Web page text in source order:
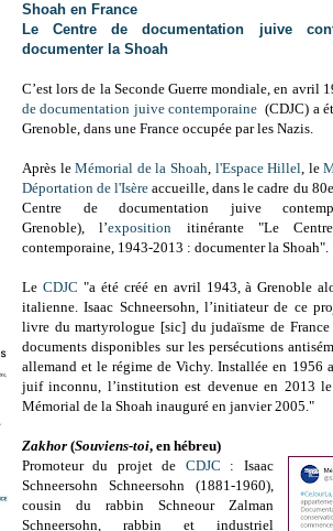
Shoah en France
Le Centre de documentation juive
documenter la Shoah
C’est lors de la Seconde Guerre mondiale, en avril
de documentation juive contemporaine (CDJC) a
Grenoble, dans une France occupée par les Nazis.
Après leMémorial de la Shoah, l'Espace Hillel, le
Déportation de l'Isère accueille, dans le cadre du
Centre de documentation juive
Grenoble),l’exposition itinérante "Le
contemporaine, 1943-2013 : documenter la Shoah".
Le CDJC "a été créé en avril 1943, à Grenoble
italienne. Isaac Schneersohn, l’initiateur de ce
livre du martyrologue [sic] du judaïsme de
documents disponibles sur les persécutions
allemand et le régime de Vichy. Installée en 1956
juif inconnu, l’institution est devenue en 2013
Mémorial de la Shoah inauguré en janvier 2005."
Zakhor (Souviens-toi, en hébreu)
Promoteur du projet de CDJC : Isaac
Schneersohn Schneersohn (1881-1960),
cousin du rabbin Schneour Zalman
Schneersohn, rabbin et industriel